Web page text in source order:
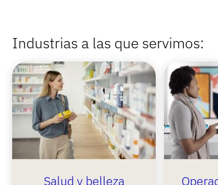
Industrias a las que servimos:
Salud y belleza